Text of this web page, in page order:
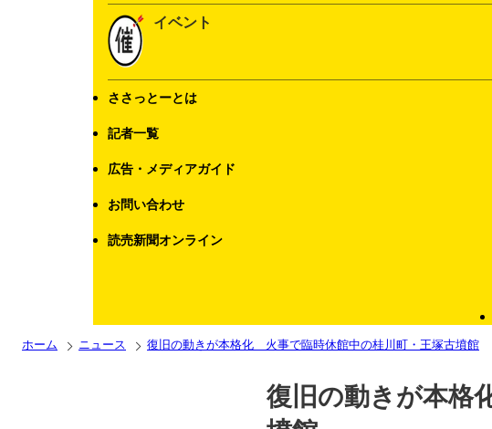
イベント
ささっとーとは
記者一覧
広告・メディアガイド
お問い合わせ
読売新聞オンライン
ホーム ニュース 復旧の動きが本格化 火事で臨時休館中の桂川町・王塚古墳館
復旧の動きが本格